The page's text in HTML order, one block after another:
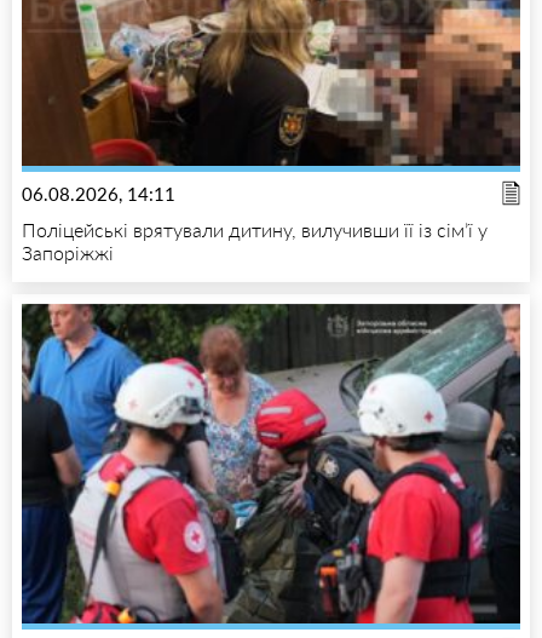
06.08.2026, 14:11
Поліцейські врятували дитину, вилучивши її із сім’ї у
Запоріжжі